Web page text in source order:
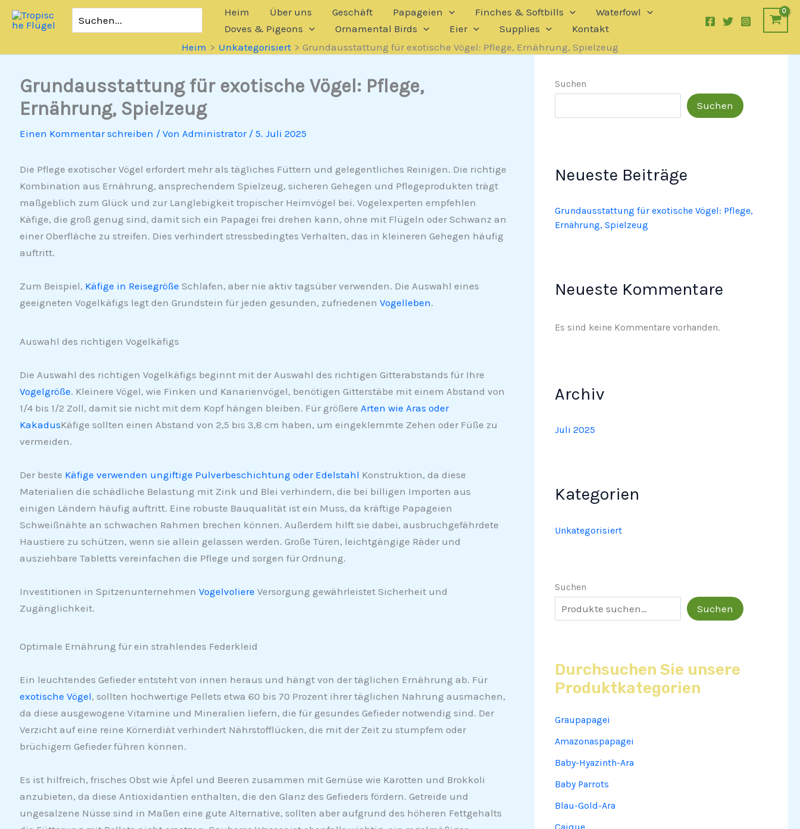
Zum
Inhalt
nach:
Heim Über uns Geschäft Papageien Finches & Softbills
Waterfowl
Doves & Pigeons
Ornamental Birds Eier Supplies
Kontakt
Heim
Unkategorisiert Grundausstattung für exotische Vögel: Pflege, Ernährung, Spielzeug
Grundausstattung für exotische Vögel: Pflege,
Ernährung, Spielzeug
Einen Kommentar schreiben / Von Administrator / 5. Juli 2025
Die Pflege exotischer Vögel erfordert mehr als tägliches Füttern und gelegentliches Reinigen. Die richtige
Kombination aus Ernährung, ansprechendem Spielzeug, sicheren Gehegen und Pflegeprodukten trägt
maßgeblich zum Glück und zur Langlebigkeit tropischer Heimvögel bei. Vogelexperten empfehlen
Käfige, die groß genug sind, damit sich ein Papagei frei drehen kann, ohne mit Flügeln oder Schwanz an
einer Oberfläche zu streifen. Dies verhindert stressbedingtes Verhalten, das in kleineren Gehegen häufig
auftritt.
Zum Beispiel, Käfige in Reisegröße Schlafen, aber nie aktiv tagsüber verwenden. Die Auswahl eines
geeigneten Vogelkäfigs legt den Grundstein für jeden gesunden, zufriedenen Vogelleben.
Auswahl des richtigen Vogelkäfigs
Die Auswahl des richtigen Vogelkäfigs beginnt mit der Auswahl des richtigen Gitterabstands für Ihre
Vogelgröße. Kleinere Vögel, wie Finken und Kanarienvögel, benötigen Gitterstäbe mit einem Abstand von
1/4 bis 1/2 Zoll, damit sie nicht mit dem Kopf hängen bleiben. Für größere Arten wie Aras oder
KakadusKäfige sollten einen Abstand von 2,5 bis 3,8 cm haben, um eingeklemmte Zehen oder Füße zu
vermeiden.
Der beste Käfige verwenden ungiftige Pulverbeschichtung oder Edelstahl Konstruktion, da diese
Materialien die schädliche Belastung mit Zink und Blei verhindern, die bei billigen Importen aus
einigen Ländern häufig auftritt. Eine robuste Bauqualität ist ein Muss, da kräftige Papageien
Schweißnähte an schwachen Rahmen brechen können. Außerdem hilft sie dabei, ausbruchgefährdete
Haustiere zu schützen, wenn sie allein gelassen werden. Große Türen, leichtgängige Räder und
ausziehbare Tabletts vereinfachen die Pflege und sorgen für Ordnung.
Investitionen in Spitzenunternehmen Vogelvoliere Versorgung gewährleistet Sicherheit und
Zugänglichkeit.
Optimale Ernährung für ein strahlendes Federkleid
Ein leuchtendes Gefieder entsteht von innen heraus und hängt von der täglichen Ernährung ab. Für
exotische Vögel, sollten hochwertige Pellets etwa 60 bis 70 Prozent ihrer täglichen Nahrung ausmachen,
da diese ausgewogene Vitamine und Mineralien liefern, die für gesundes Gefieder notwendig sind. Der
Verzicht auf eine reine Körnerdiät verhindert Nährstofflücken, die mit der Zeit zu stumpfem oder
brüchigem Gefieder führen können.
Es ist hilfreich, frisches Obst wie Äpfel und Beeren zusammen mit Gemüse wie Karotten und Brokkoli
anzubieten, da diese Antioxidantien enthalten, die den Glanz des Gefieders fördern. Getreide und
ungesalzene Nüsse sind in Maßen eine gute Alternative, sollten aber aufgrund des höheren Fettgehalts
Suchen
Suchen
Neueste Beiträge
Grundausstattung für exotische Vögel: Pflege,
Ernährung, Spielzeug
Neueste Kommentare
Es sind keine Kommentare vorhanden.
Archiv
Juli 2025
Kategorien
Unkategorisiert
Suchen
Suchen
Durchsuchen Sie unsere
Produktkategorien
Graupapagei
Amazonaspapagei
Baby-Hyazinth-Ara
Baby Parrots
Blau-Gold-Ara